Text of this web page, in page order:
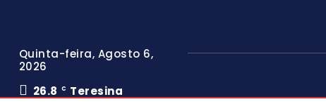
Quinta-feira, Agosto 6,
2026
26.8
C Teresina